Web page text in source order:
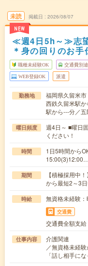
未読
NEW
掲載日 2026/08/07
≪週4日5h～≫志
＊身の回りのお手
職種未経験OK 交通費別
WEB登録OK 派遣
勤務地
福岡県久留米市
西鉄久留米駅
駅から---分／
曜日頻度
週4日～ ■曜日
ください！
時間
1日5時間から
15:00(3)12:00…
期間
【積極採用中
から最短2～3
時給 無資格未経験
交通費
交通費全額支給
仕事内容
介護関連
／無資格未経
「話し相手に